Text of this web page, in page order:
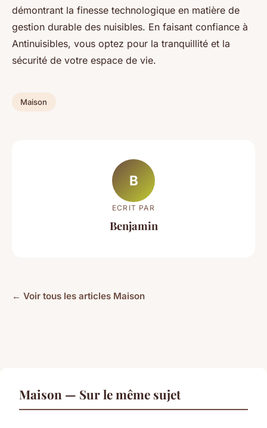
démontrant la finesse technologique en matière de
gestion durable des nuisibles. En faisant confiance à
Antinuisibles, vous optez pour la tranquillité et la
sécurité de votre espace de vie.
Maison
B
ECRIT PAR
Benjamin
← Voir tous les articles Maison
Maison — Sur le même sujet